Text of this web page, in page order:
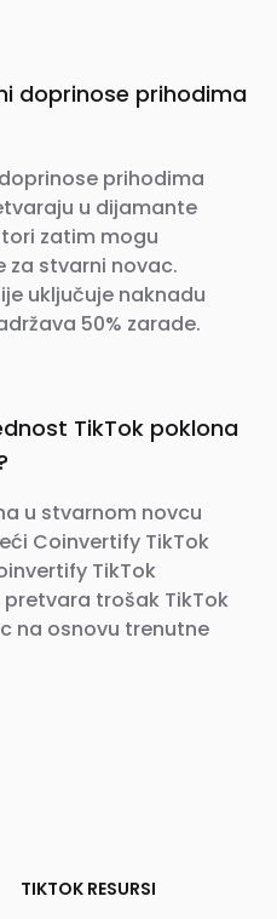
doprinose prihodima
prihodima
u dijamante
zatim mogu
za stvarni novac.
uključuje naknadu
50% zarade.
TikTok poklona
u stvarnom novcu
Coinvertify TikTok
TikTok
trošak TikTok
na osnovu trenutne
TIKTOK RESURSI